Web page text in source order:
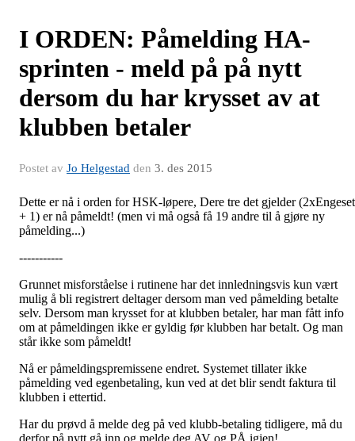
I ORDEN: Påmelding HA-
sprinten - meld på på nytt
dersom du har krysset av at
klubben betaler
Postet av Jo Helgestad den 3. des 2015
Dette er nå i orden for HSK-løpere, Dere tre det gjelder (2xEngeset
+ 1) er nå påmeldt! (men vi må også få 19 andre til å gjøre ny
påmelding...)
-----------
Grunnet misforståelse i rutinene har det innledningsvis kun vært
mulig å bli registrert deltager dersom man ved påmelding betalte
selv. Dersom man krysset for at klubben betaler, har man fått info
om at påmeldingen ikke er gyldig før klubben har betalt. Og man
står ikke som påmeldt!
Nå er påmeldingspremissene endret. Systemet tillater ikke
påmelding ved egenbetaling, kun ved at det blir sendt faktura til
klubben i ettertid.
Har du prøvd å melde deg på ved klubb-betaling tidligere, må du
derfor på nytt gå inn og melde deg AV og PÅ igjen!